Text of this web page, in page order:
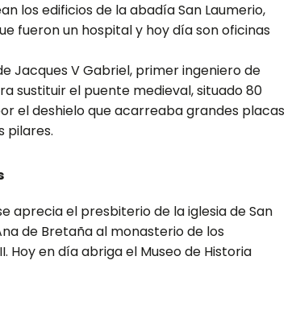
los edificios de la abadía San Laumerio,
fueron un hospital y hoy día son oficinas
Jacques V Gabriel, primer ingeniero de
sustituir el puente medieval, situado 80
el deshielo que acarreaba grandes placas
pilares.
aprecia el presbiterio de la iglesia de San
de Bretaña al monasterio de los
Hoy en día abriga el Museo de Historia